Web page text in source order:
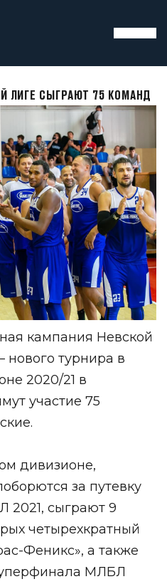
ЛИГЕ СЫГРАЮТ 75 КОМАНД
кампания Невской
нового турнира в
2020/21 в
участие 75
дивизионе,
за путевку
сыграют 9
четырехкратный
Феникс», а также
МЛБЛ